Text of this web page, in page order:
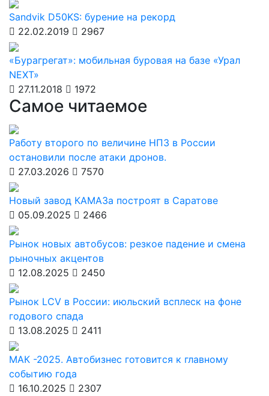
Sandvik D50KS: бурение на рекорд
22.02.2019
2967
«Бурагрегат»: мобильная буровая на базе «Урал
NEXT»
27.11.2018
1972
Самое читаемое
Работу второго по величине НПЗ в России
остановили после атаки дронов.
27.03.2026
7570
Новый завод КАМАЗа построят в Саратове
05.09.2025
2466
Рынок новых автобусов: резкое падение и смена
рыночных акцентов
12.08.2025
2450
Рынок LCV в России: июльский всплеск на фоне
годового спада
13.08.2025
2411
МАК -2025. Автобизнес готовится к главному
событию года
16.10.2025
2307